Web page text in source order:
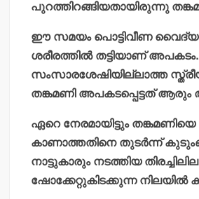
പുറത്തിറങ്ങിയതായിരുന്നു
ഈ സമയം പൊട്ടിവീണ
ശരീരത്തില്‍ തട്ടിയാണ് അപകടം.
സംസാരശേഷിയില്ലാത്ത
തങ്കമണി അപകടപ്പെട്ടത് ആരും
ഏറെ നേരമായിട്ടും തങ്കമണിയെ
കാണാത്തതിനെ തുടര്‍ന്ന്
നാട്ടുകാരും നടത്തിയ
ഷോക്കേറ്റുകിടക്കുന്ന നിലയില്‍